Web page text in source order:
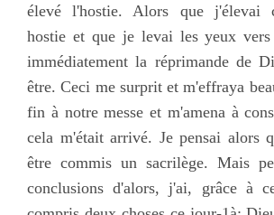
élevé l'hostie. Alors que j'élevai
hostie et que je levai les yeux
immédiatement la réprimande de
être. Ceci me surprit et m'effraya
fin à notre messe et m'amena à
cela m'était arrivé. Je pensai alors
être commis un sacrilège. Mais
conclusions d'alors, j'ai, grâce à